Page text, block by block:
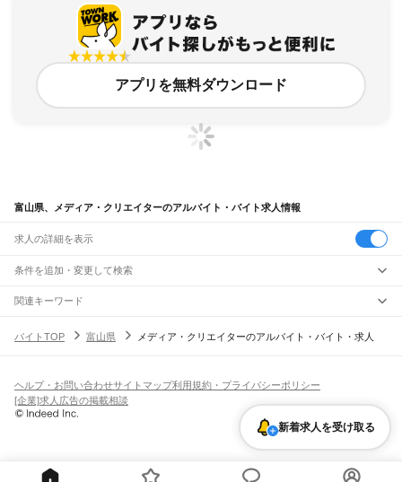
アプリを無料ダウンロード
富山県、メディア・クリエイターのアルバイト・バイト求人情報
求人の詳細を表示
条件を追加・変更して検索
市区町村を追加・変更
富山県すべて
駅を追加・変更
猪谷駅 楡原駅笹津駅 東八尾駅 越中八尾駅千里駅速星駅 婦中鵜坂駅
JR城端線
高岡駅 新高岡駅 東野尻駅 高儀駅福野駅
東石黒駅
高岡駅越中中川駅 伏木駅 雨晴駅島尾駅
飲食・フードサービス
飲食・フードサービス
ホールスタッフ
皿洗い・洗い場精肉・鮮魚加工
バー（BAR）・バーテンダー
飲食店（店長・マネージャー）
営業・販売
特徴を追加・変更
人気
髪型・髪色自由ひげOKネイルOK
留学生・外国人活躍中
短期
単発・1日OK 期間限定（春夏冬休み等）
契約社員
関連キーワード
富山県 グラフィックデザイナー
バイトTOP 富山県 メディア・クリエイターのアルバイト・バイト・求人
新着求人を受け取る
ヘルプ・お問い合わせサイトマップ利用規約・プライバシーポリシー
[企業]求人広告の掲載相談